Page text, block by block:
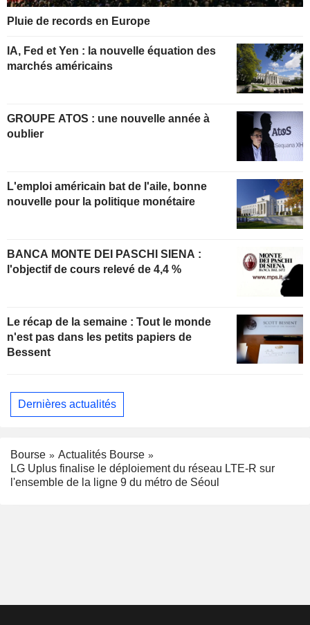
Pluie de records en Europe
IA, Fed et Yen : la nouvelle équation des
marchés américains
GROUPE ATOS : une nouvelle année à
oublier
L'emploi américain bat de l'aile, bonne
nouvelle pour la politique monétaire
BANCA MONTE DEI PASCHI SIENA :
l'objectif de cours relevé de 4,4 %
Le récap de la semaine : Tout le monde
n'est pas dans les petits papiers de
Bessent
Dernières actualités
Bourse
Actualités Bourse
LG Uplus finalise le déploiement du réseau LTE-R sur
l'ensemble de la ligne 9 du métro de Séoul